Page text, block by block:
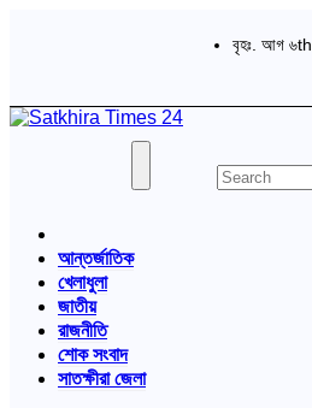
বৃহঃ. আগ
Satkhira
আন্তর্জাতিক
খেলাধুলা
জাতীয়
রাজনীতি
শোক সংবাদ
সাতক্ষীরা জেলা